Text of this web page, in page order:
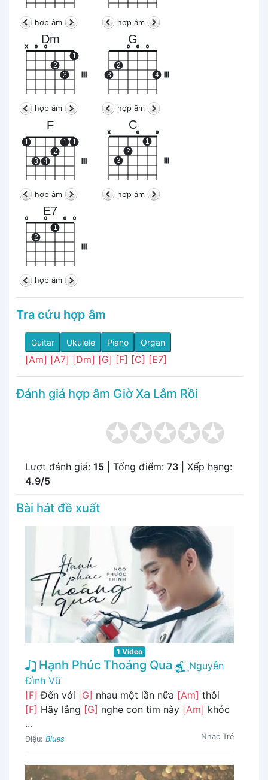
hợp âm hợp âm
Dm
III
x o o
2
3
1
hợp âm
G
3
2
o o o
4
hợp âm
F
III
1
3 4
2
1 1
hợp âm
C
x
3
2
o
1
o
hợp âm
E7
III
o
2
o
1
o o
hợp âm
Tra cứu hợp âm
Guitar Ukulele Piano Organ
[Am] [A7] [Dm] [G] [F] [C] [E7]
Đánh giá hợp âm Giờ Xa Lắm Rồi
Lượt đánh giá: 15 | Tổng điểm: 73 | Xếp hạng:
4.9/5
Bài hát đề xuất
1 Video
Hạnh Phúc Thoáng Qua
Nguyễn
Đình Vũ
[F] Đến với [G] nhau một lần nữa [Am] thôi
[F] Hãy lắng [G] nghe con tim này [Am] khóc
...
Điệu: Blues Nhạc Trẻ